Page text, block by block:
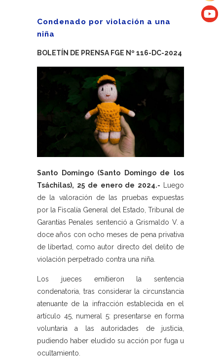
Condenado por violación a una
niña
BOLETÍN DE PRENSA FGE Nº 116-DC-2024
Santo Domingo (Santo Domingo de los
Tsáchilas), 25 de enero de 2024.- Luego
de la valoración de las pruebas expuestas
por la Fiscalía General del Estado, Tribunal de
Garantías Penales sentenció a Grismaldo V. a
doce años con ocho meses de pena privativa
de libertad, como autor directo del delito de
violación perpetrado contra una niña.
Los jueces emitieron la sentencia
condenatoria, tras considerar la circunstancia
atenuante de la infracción establecida en el
artículo 45, numeral 5: presentarse en forma
voluntaria a las autoridades de justicia,
pudiendo haber eludido su acción por fuga u
ocultamiento.